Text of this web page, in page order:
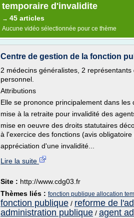
temporaire d'invalidite
→ 45 articles
Aucune vidéo sélectionnée pour ce thème
Centre de gestion de la fonction
2 médecins généralistes, 2
personnel.
Attributions
Elle se prononce principalement dans les
mise à la retraite pour invalidité des
mise en oeuvre des droits statutaires
à l'exercice des fonctions (avis
appréciation d'une invalidité...
Lire la suite
Site : http://www.cdg03.fr
Thèmes liés : fonction publique allocation
fonction publique / reforme de
administration publique / agent